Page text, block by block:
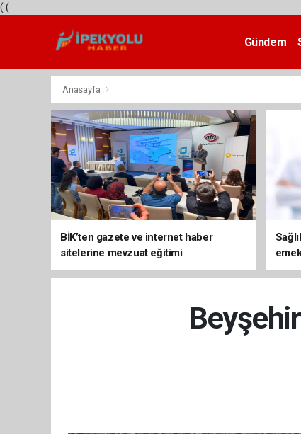
( (
Gündem
Anasayfa
BİK’ten gazete ve internet haber
sitelerine mevzuat eğitimi